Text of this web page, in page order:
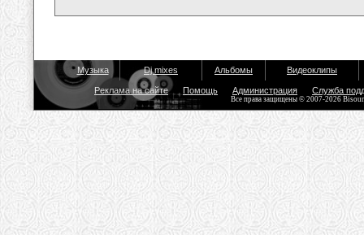
Музыка Dj mixes Альбомы Видеоклипы
Реклама на сайте Помощь Администрация Служба
Все права защищены © 2007-2026